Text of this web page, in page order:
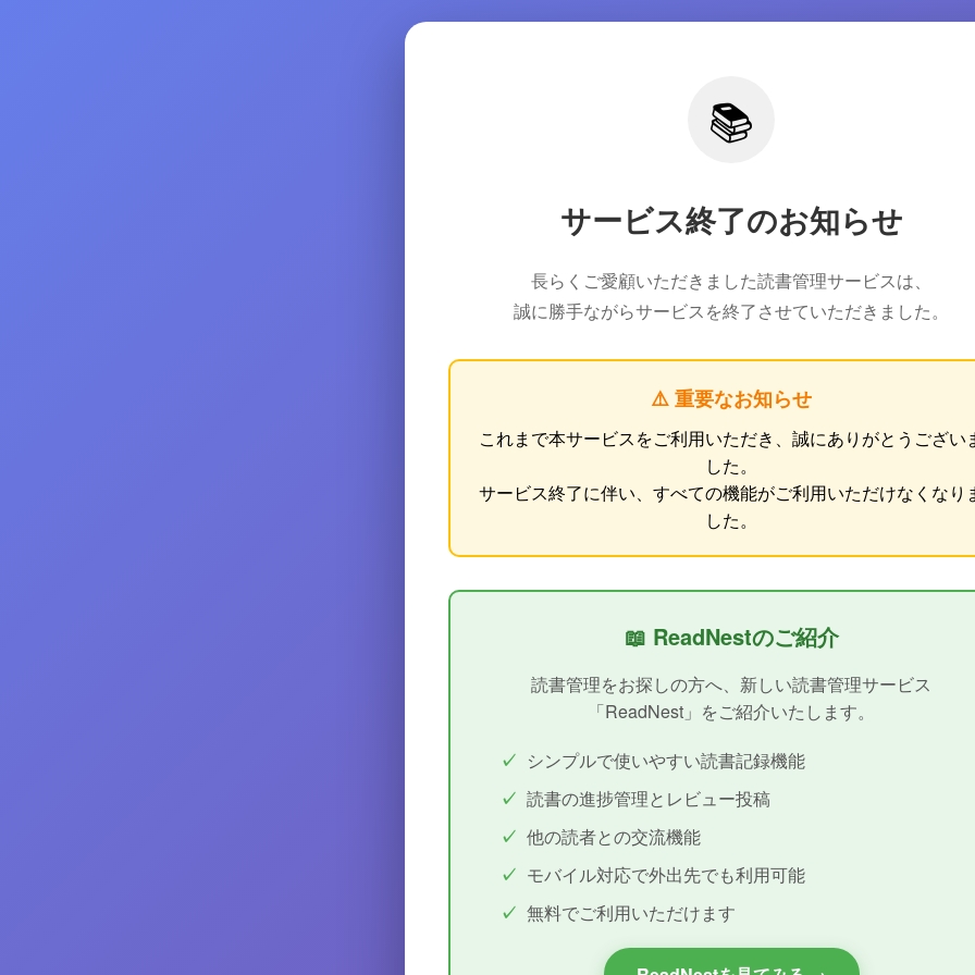
📚
サービス終了のお知らせ
長らくご愛顧いただきました読書管理サービスは、
誠に勝手ながらサービスを終了させていただきました。
⚠️ 重要なお知らせ
これまで本サービスをご利用いただき、誠にありがとうござい
した。
サービス終了に伴い、すべての機能がご利用いただけなくなり
した。
📖 ReadNestのご紹介
読書管理をお探しの方へ、新しい読書管理サービス
「ReadNest」をご紹介いたします。
シンプルで使いやすい読書記録機能
読書の進捗管理とレビュー投稿
他の読者との交流機能
モバイル対応で外出先でも利用可能
無料でご利用いただけます